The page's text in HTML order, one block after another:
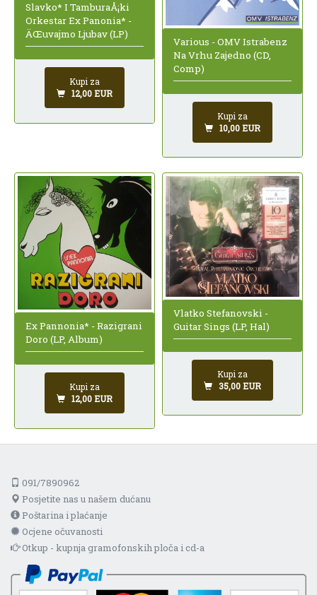
Slavko* I TamburaÅ¡ki
Orkestar Ex Panonia* -
ÄŒuvajmo Ljubav (LP)
Kupi za
12,00 EUR
Various - OMV Istrabenz
Na Vrhu Zajedno (CD,
Comp)
Kupi za
10,00 EUR
Ex Pannonia* - Razigrani
Doro (LP, Album)
Kupi za
12,00 EUR
Vlatko Stefanovski -
Guitar Sings (LP, Hal)
Kupi za
35,00 EUR
091/7890962
Posjetite nas u našem dućanu
Poštarina i plaćanje
Ocjene očuvanosti
Otkup - kupnja gramofonskih ploča i cd-a